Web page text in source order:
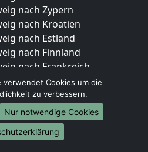
nach Zypern
nach Kroatien
nach Estland
nach Finnland
nach Frankreich
nach Griechenland
nach Italien
nach Liechtenstein
nach Luxemburg
nach Niederlande
verwendet Cookies um die
zu verbessern.
Nur notwendige Cookies